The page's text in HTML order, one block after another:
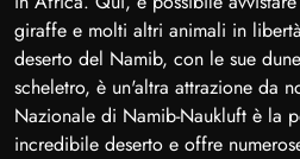
giraffe e molti altri animali in
deserto del Namib, con le sue
scheletro, è un'altra attrazione da
Nazionale di Namib-Naukluft è la
incredibile deserto e offre